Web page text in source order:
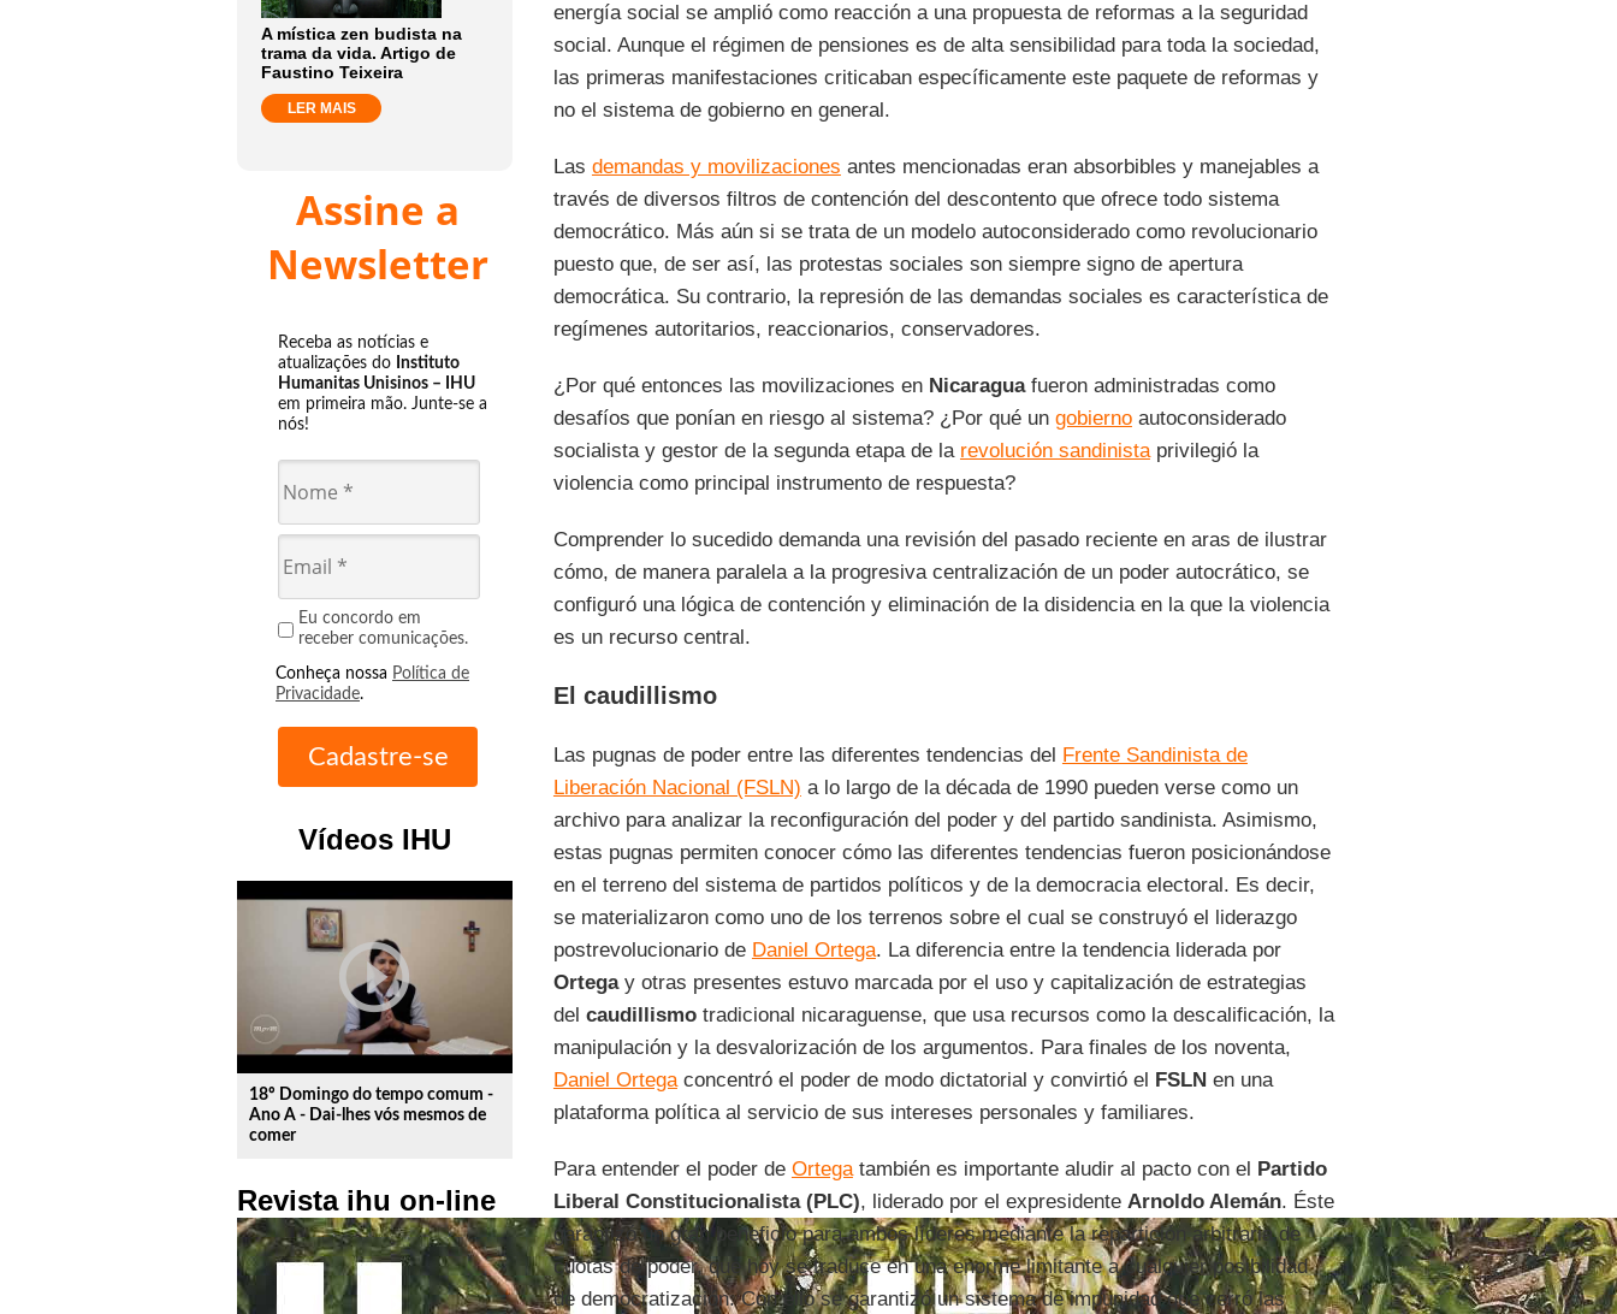
A mística zen budista na
trama da vida. Artigo de
Faustino Teixeira
LER MAIS
Assine a
Newsletter
Receba as notícias e
atualizações do Instituto
Humanitas Unisinos – IHU
em primeira mão. Junte-se a
nós!
Eu concordo em
receber comunicações.
Conheça nossa Política de
Privacidade.
Vídeos IHU
play_circle_outline
18º Domingo do tempo comum -
Ano A - Dai-lhes vós mesmos de
comer
Revista ihu on-line
energía social se amplió como reacción a una propuesta de reformas a la seguridad
social. Aunque el régimen de pensiones es de alta sensibilidad para toda la sociedad,
las primeras manifestaciones criticaban específicamente este paquete de reformas y
no el sistema de gobierno en general.
Las demandas y movilizaciones antes mencionadas eran absorbibles y manejables a
través de diversos filtros de contención del descontento que ofrece todo sistema
democrático. Más aún si se trata de un modelo autoconsiderado como revolucionario
puesto que, de ser así, las protestas sociales son siempre signo de apertura
democrática. Su contrario, la represión de las demandas sociales es característica de
regímenes autoritarios, reaccionarios, conservadores.
¿Por qué entonces las movilizaciones en Nicaraguafueron administradas como
desafíos que ponían en riesgo al sistema? ¿Por qué un gobiernoautoconsiderado
socialista y gestor de la segunda etapa de la revolución sandinistaprivilegió la
violencia como principal instrumento de respuesta?
Comprender lo sucedido demanda una revisión del pasado reciente en aras de ilustrar
cómo, de manera paralela a la progresiva centralización de un poder autocrático, se
configuró una lógica de contención y eliminación de la disidencia en la que la violencia
es un recurso central.
El caudillismo
Las pugnas de poder entre las diferentes tendencias del Frente Sandinista de
Liberación Nacional (FSLN) a lo largo de la década de 1990 pueden verse como un
archivo para analizar la reconfiguración del poder y del partido sandinista. Asimismo,
estas pugnas permiten conocer cómo las diferentes tendencias fueron posicionándose
en el terreno del sistema de partidos políticos y de la democracia electoral. Es decir,
se materializaron como uno de los terrenos sobre el cual se construyó el liderazgo
postrevolucionario de Daniel Ortega. La diferencia entre la tendencia liderada por
Ortegay otras presentes estuvo marcada por el uso y capitalización de estrategias
del caudillismotradicional nicaraguense, que usa recursos como la descalificación, la
manipulación y la desvalorización de los argumentos. Para finales de los noventa,
Daniel Ortegaconcentró el poder de modo dictatorial y convirtió el FSLNen una
plataforma política al servicio de sus intereses personales y familiares.
Para entender el poder de Ortegatambién es importante aludir al pacto con el Partido
Liberal Constitucionalista (PLC), liderado por el expresidente Arnoldo Alemán. Éste
garantizó un gran beneficio para ambos líderes mediante la repartición arbitraria de
cuotas de poder, que hoy se traduce en una enorme limitante a cualquier posibilidad
de democratización. Con ello se garantizó un sistema de impunidad que cerró las